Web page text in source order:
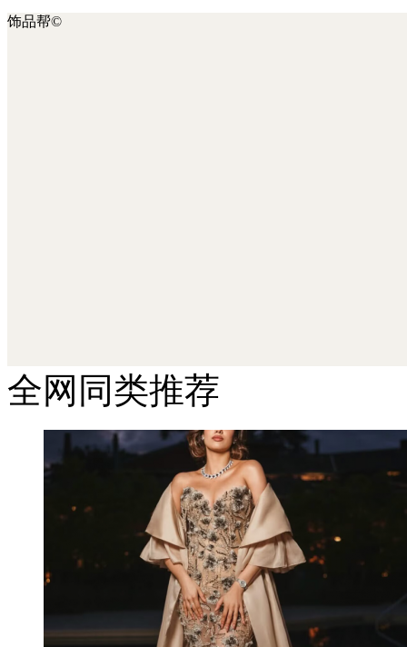
饰品帮©
全网同类推荐